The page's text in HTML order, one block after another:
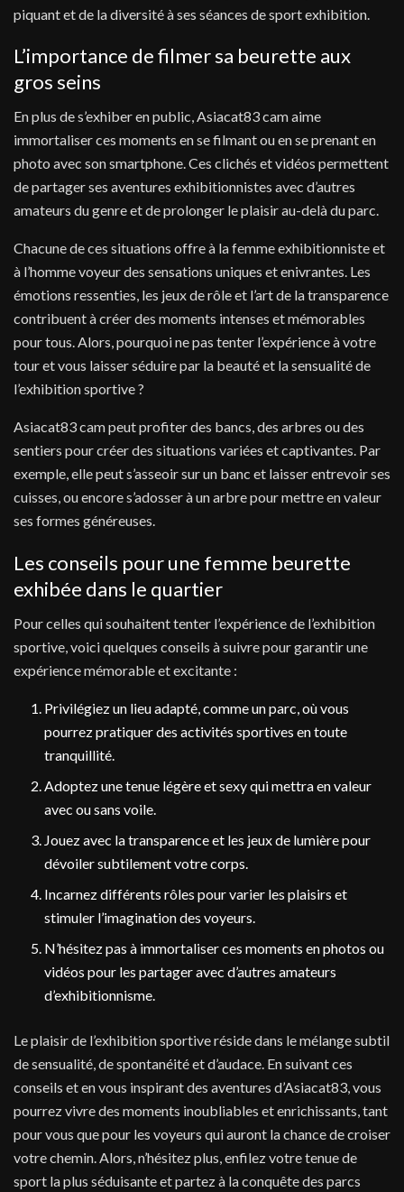
piquant et de la diversité à ses séances de sport exhibition.
L’importance de filmer sa beurette aux
gros seins
En plus de s’exhiber en public, Asiacat83 cam aime
immortaliser ces moments en se filmant ou en se prenant en
photo avec son smartphone. Ces clichés et vidéos permettent
de partager ses aventures exhibitionnistes avec d’autres
amateurs du genre et de prolonger le plaisir au-delà du parc.
Chacune de ces situations offre à la femme exhibitionniste et
à l’homme voyeur des sensations uniques et enivrantes. Les
émotions ressenties, les jeux de rôle et l’art de la transparence
contribuent à créer des moments intenses et mémorables
pour tous. Alors, pourquoi ne pas tenter l’expérience à votre
tour et vous laisser séduire par la beauté et la sensualité de
l’exhibition sportive ?
Asiacat83 cam peut profiter des bancs, des arbres ou des
sentiers pour créer des situations variées et captivantes. Par
exemple, elle peut s’asseoir sur un banc et laisser entrevoir ses
cuisses, ou encore s’adosser à un arbre pour mettre en valeur
ses formes généreuses.
Les conseils pour une femme beurette
exhibée dans le quartier
Pour celles qui souhaitent tenter l’expérience de l’exhibition
sportive, voici quelques conseils à suivre pour garantir une
expérience mémorable et excitante :
Privilégiez un lieu adapté, comme un parc, où vous
pourrez pratiquer des activités sportives en toute
tranquillité.
Adoptez une tenue légère et sexy qui mettra en valeur
avec ou sans voile.
Jouez avec la transparence et les jeux de lumière pour
dévoiler subtilement votre corps.
Incarnez différents rôles pour varier les plaisirs et
stimuler l’imagination des voyeurs.
N’hésitez pas à immortaliser ces moments en photos ou
vidéos pour les partager avec d’autres amateurs
d’exhibitionnisme.
Le plaisir de l’exhibition sportive réside dans le mélange subtil
de sensualité, de spontanéité et d’audace. En suivant ces
conseils et en vous inspirant des aventures d’Asiacat83, vous
pourrez vivre des moments inoubliables et enrichissants, tant
pour vous que pour les voyeurs qui auront la chance de croiser
votre chemin. Alors, n’hésitez plus, enfilez votre tenue de
sport la plus séduisante et partez à la conquête des parcs